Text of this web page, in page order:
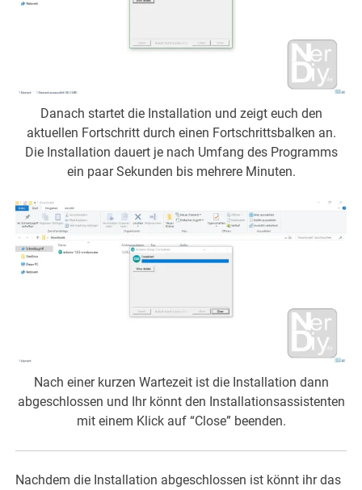
Danach startet die Installation und zeigt euch den
aktuellen Fortschritt durch einen Fortschrittsbalken an.
Die Installation dauert je nach Umfang des Programms
ein paar Sekunden bis mehrere Minuten.
Nach einer kurzen Wartezeit ist die Installation dann
abgeschlossen und Ihr könnt den Installationsassistenten
mit einem Klick auf “Close” beenden.
Nachdem die Installation abgeschlossen ist könnt ihr das